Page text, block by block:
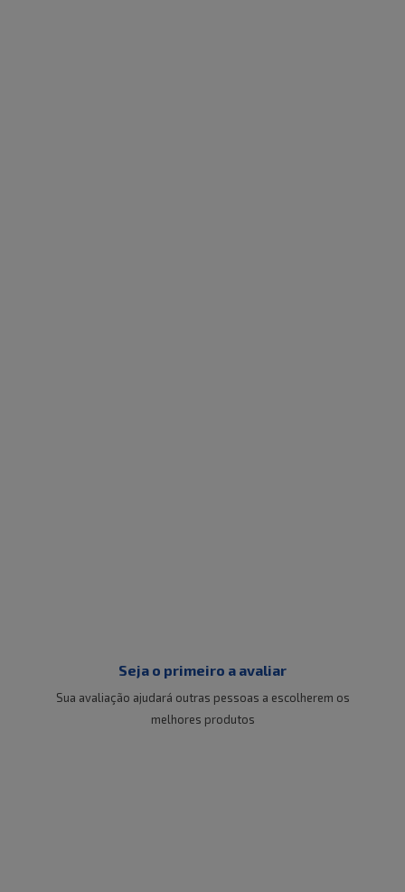
Seja o primeiro a avaliar
Sua avaliação ajudará outras pessoas a escolherem os
melhores produtos